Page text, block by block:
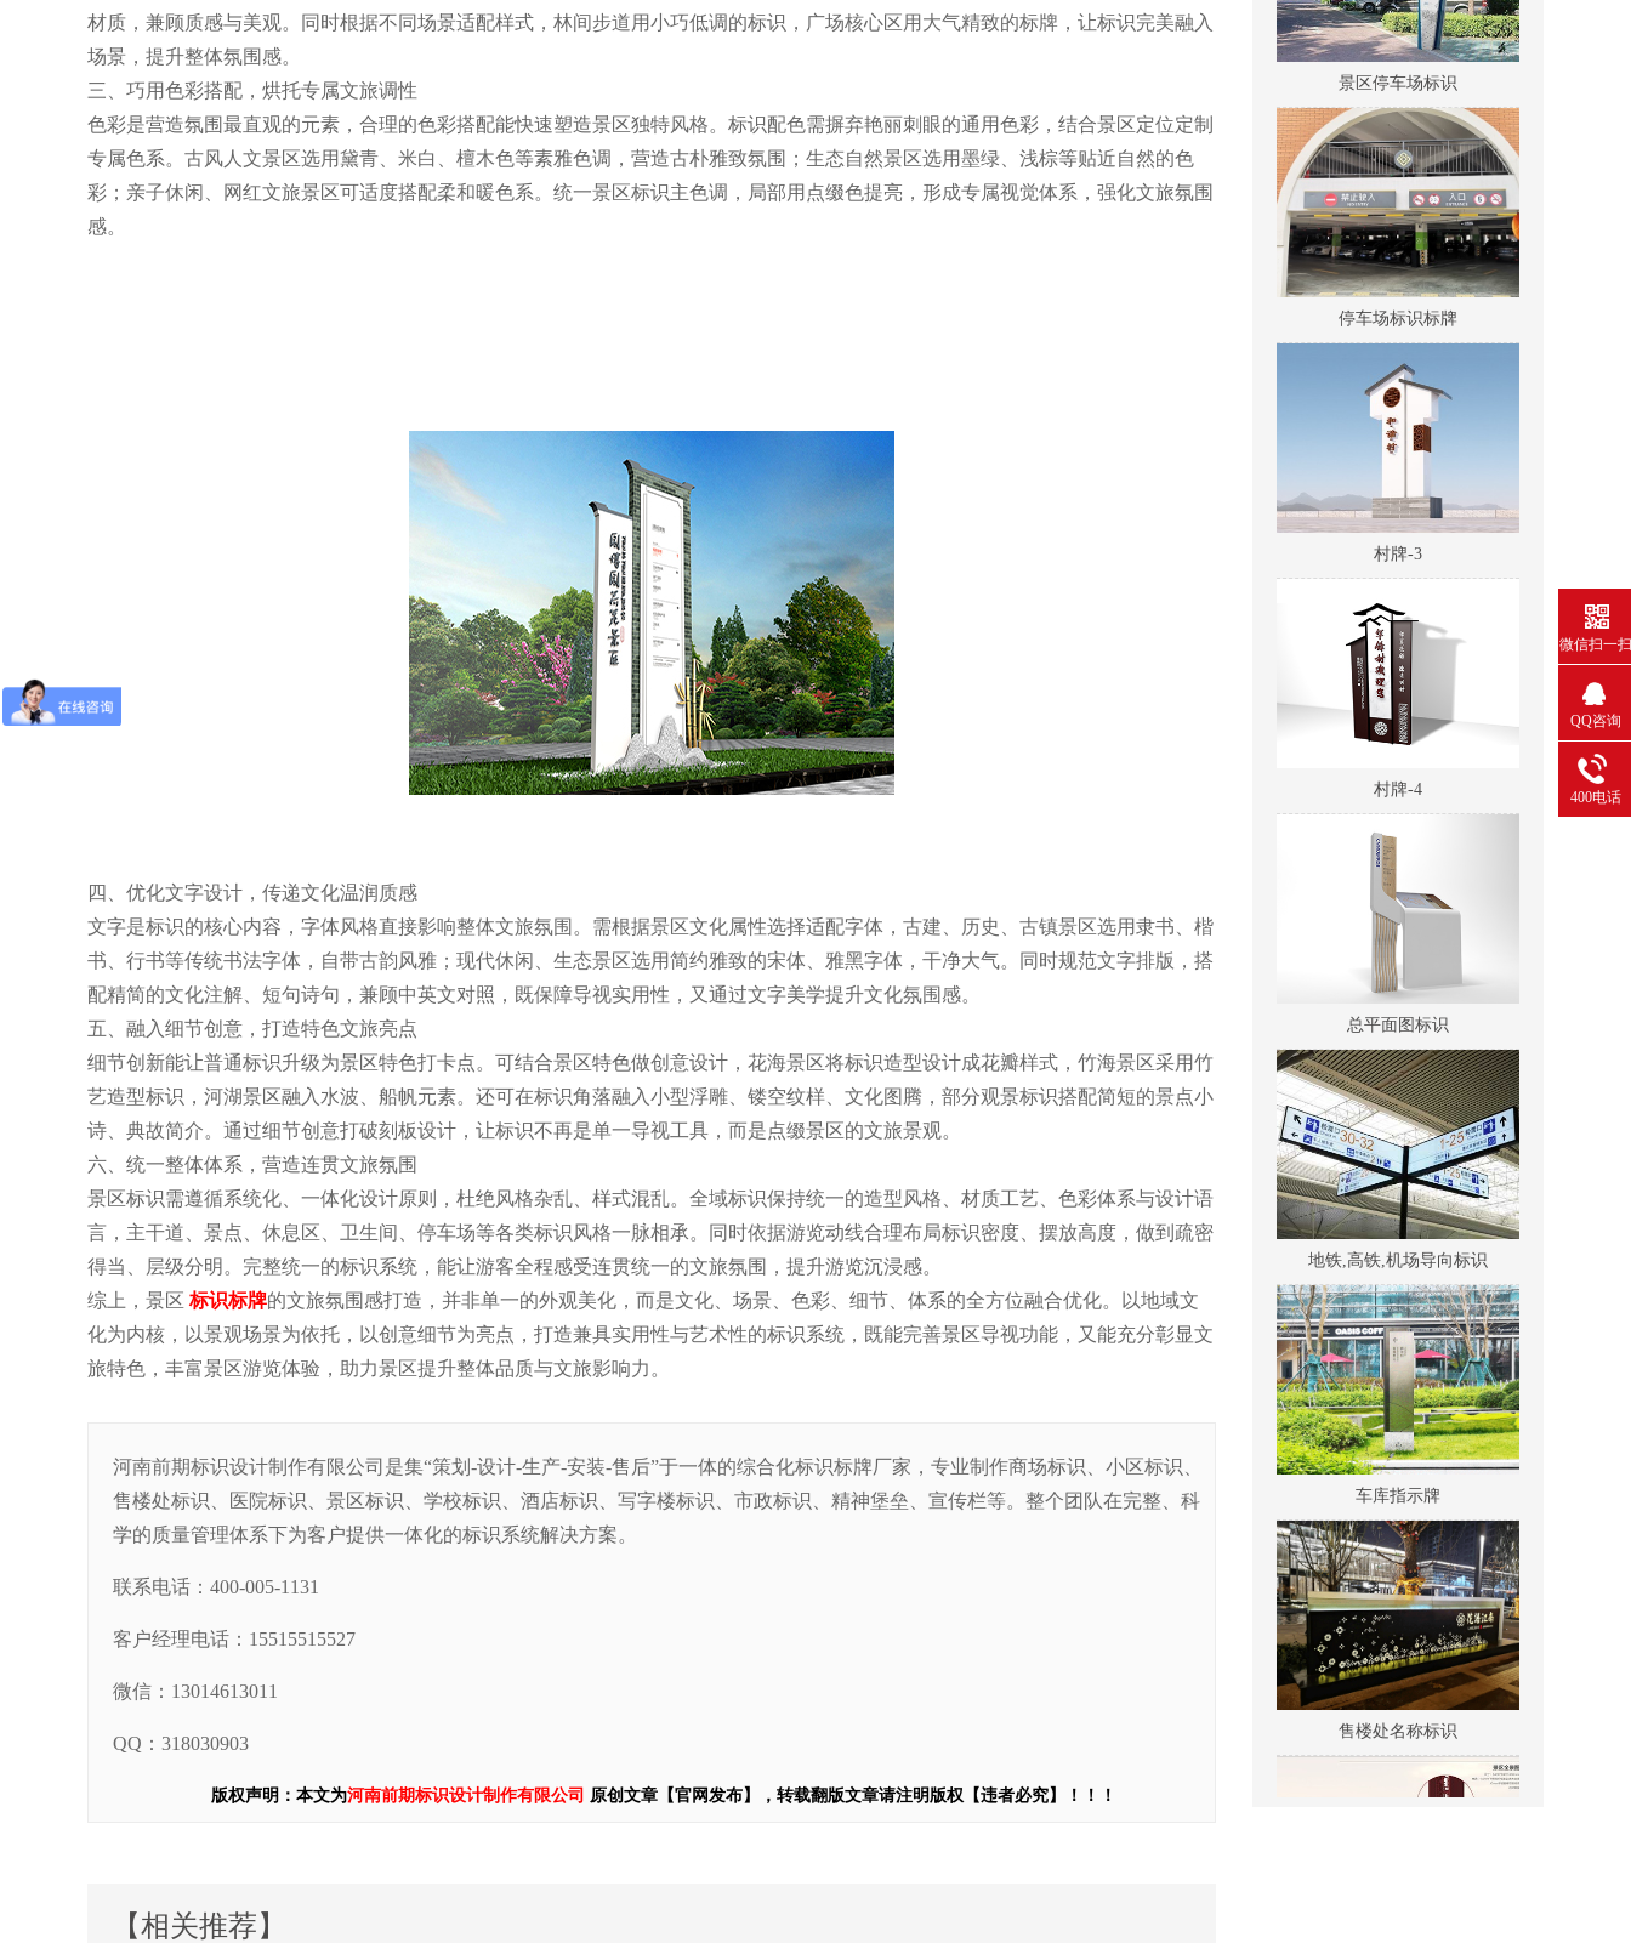
材质，兼顾质感与美观。同时根据不同场景适配样式，林间步道用小巧低调的标识，广场核心区用大气精致的标牌，让标识完美融入
场景，提升整体氛围感。
三、巧用色彩搭配，烘托专属文旅调性
色彩是营造氛围最直观的元素，合理的色彩搭配能快速塑造景区独特风格。标识配色需摒弃艳丽刺眼的通用色彩，结合景区定位定制
专属色系。古风人文景区选用黛青、米白、檀木色等素雅色调，营造古朴雅致氛围；生态自然景区选用墨绿、浅棕等贴近自然的色
彩；亲子休闲、网红文旅景区可适度搭配柔和暖色系。统一景区标识主色调，局部用点缀色提亮，形成专属视觉体系，强化文旅氛围
感。
四、优化文字设计，传递文化温润质感
文字是标识的核心内容，字体风格直接影响整体文旅氛围。需根据景区文化属性选择适配字体，古建、历史、古镇景区选用隶书、楷
书、行书等传统书法字体，自带古韵风雅；现代休闲、生态景区选用简约雅致的宋体、雅黑字体，干净大气。同时规范文字排版，搭
配精简的文化注解、短句诗句，兼顾中英文对照，既保障导视实用性，又通过文字美学提升文化氛围感。
五、融入细节创意，打造特色文旅亮点
细节创新能让普通标识升级为景区特色打卡点。可结合景区特色做创意设计，花海景区将标识造型设计成花瓣样式，竹海景区采用竹
艺造型标识，河湖景区融入水波、船帆元素。还可在标识角落融入小型浮雕、镂空纹样、文化图腾，部分观景标识搭配简短的景点小
诗、典故简介。通过细节创意打破刻板设计，让标识不再是单一导视工具，而是点缀景区的文旅景观。
六、统一整体体系，营造连贯文旅氛围
景区标识需遵循系统化、一体化设计原则，杜绝风格杂乱、样式混乱。全域标识保持统一的造型风格、材质工艺、色彩体系与设计语
言，主干道、景点、休息区、卫生间、停车场等各类标识风格一脉相承。同时依据游览动线合理布局标识密度、摆放高度，做到疏密
得当、层级分明。完整统一的标识系统，能让游客全程感受连贯统一的文旅氛围，提升游览沉浸感。
综上，景区 标识标牌的文旅氛围感打造，并非单一的外观美化，而是文化、场景、色彩、细节、体系的全方位融合优化。以地域文
化为内核，以景观场景为依托，以创意细节为亮点，打造兼具实用性与艺术性的标识系统，既能完善景区导视功能，又能充分彰显文
旅特色，丰富景区游览体验，助力景区提升整体品质与文旅影响力。
河南前期标识设计制作有限公司是集“策划-设计-生产-安装-售后”于一体的综合化标识标牌厂家，专业制作商场标识、小区标识、
售楼处标识、医院标识、景区标识、学校标识、酒店标识、写字楼标识、市政标识、精神堡垒、宣传栏等。整个团队在完整、科
学的质量管理体系下为客户提供一体化的标识系统解决方案。
联系电话：400-005-1131
客户经理电话：15515515527
微信：13014613011
QQ：318030903
版权声明：本文为河南前期标识设计制作有限公司 原创文章【官网发布】，转载翻版文章请注明版权【违者必究】！！！
【相关推荐】
景区停车场标识
停车场标识标牌
村牌-3
总平面图标识
地铁,高铁,机场导向标识
车库指示牌
售楼处名称标识
微信扫一扫
QQ咨询
400电话